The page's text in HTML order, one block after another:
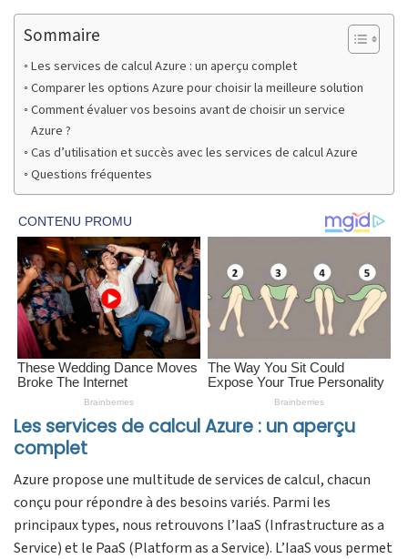
Sommaire
Les services de calcul Azure : un aperçu complet
Comparer les options Azure pour choisir la meilleure solution
Comment évaluer vos besoins avant de choisir un service
Azure ?
Cas d’utilisation et succès avec les services de calcul Azure
Questions fréquentes
Les services de calcul Azure : un aperçu
complet
Azure propose une multitude de services de calcul, chacun
conçu pour répondre à des besoins variés. Parmi les
principaux types, nous retrouvons l’IaaS (Infrastructure as a
Service) et le PaaS (Platform as a Service). L’IaaS vous permet